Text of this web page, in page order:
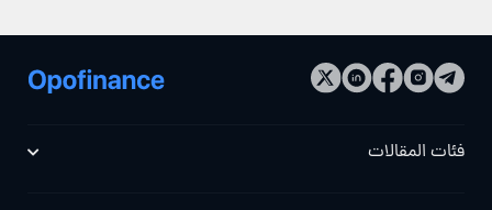
فئات المقالات